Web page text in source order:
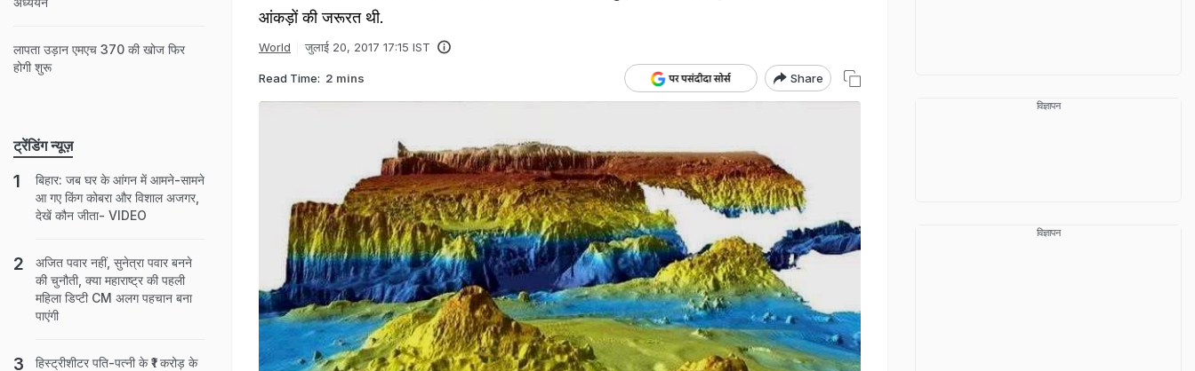
आंकड़ों की जरूरत थी.
World जुलाई 20, 2017 17:15 IST
Read Time: 2 mins Share
लापता उड़ान एमएच 370 की खोज फिर
होगी शुरू
ट्रेंडिंग न्यूज़
बिहार: जब घर के आंगन में आमने-सामने
आ गए किंग कोबरा और विशाल अजगर,
देखें कौन जीता- VIDEO
अजित पवार नहीं, सुनेत्रा पवार बनने
की चुनौती, क्या महाराष्ट्र की पहली
महिला डिप्टी CM अलग पहचान बना
पाएंगी
हिस्ट्रीशीटर पति-पत्नी के ₹1 करोड़ के
विज्ञापन
विज्ञापन